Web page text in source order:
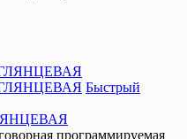
Быстрый
программируемая